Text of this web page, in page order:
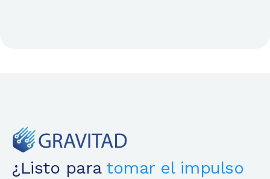
¿Listo para tomar el impulso